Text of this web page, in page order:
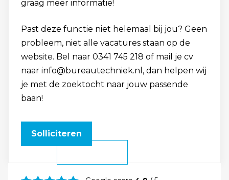
graag meer informatie!
Past deze functie niet helemaal bij jou? Geen
probleem, niet alle vacatures staan op de
website. Bel naar 0341 745 218 of mail je cv
naar info@bureautechniek.nl, dan helpen wij
je met de zoektocht naar jouw passende
baan!
Solliciteren